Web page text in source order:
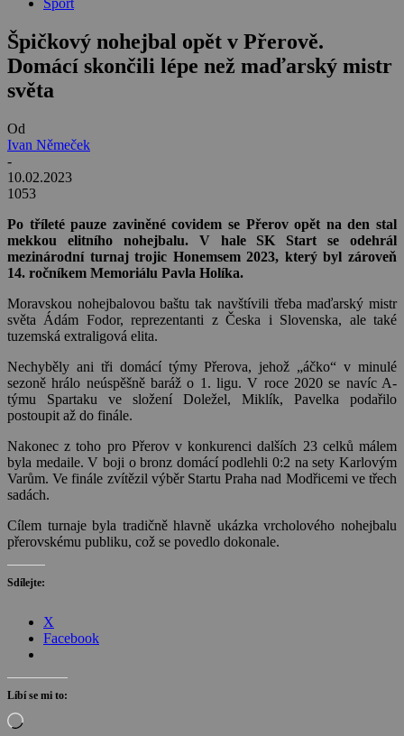
Sport
Špičkový nohejbal opět v Přerově.
Domácí skončili lépe než maďarský mistr
světa
Od
Ivan Němeček
-
10.02.2023
1053
Po tříleté pauze zaviněné covidem se Přerov opět na den stal
mekkou elitního nohejbalu. V hale SK Start se odehrál
mezinárodní turnaj trojic Honemsem 2023, který byl zároveň
14. ročníkem Memoriálu Pavla Holíka.
Moravskou nohejbalovou baštu tak navštívili třeba maďarský mistr
světa Ádám Fodor, reprezentanti z Česka i Slovenska, ale také
tuzemská extraligová elita.
Nechyběly ani tři domácí týmy Přerova, jehož „áčko“ v minulé
sezoně hrálo neúspěšně baráž o 1. ligu. V roce 2020 se navíc A-
týmu Spartaku ve složení Doležel, Miklík, Pavelka podařilo
postoupit až do finále.
Nakonec z toho pro Přerov v konkurenci dalších 23 celků málem
byla medaile. V boji o bronz domácí podlehli 0:2 na sety Karlovým
Varům. Ve finále zvítězil výběr Startu Praha nad Modřicemi ve třech
sadách.
Cílem turnaje byla tradičně hlavně ukázka vrcholového nohejbalu
přerovskému publiku, což se povedlo dokonale.
Sdílejte:
X
Facebook
Líbí se mi to:
Načítání…